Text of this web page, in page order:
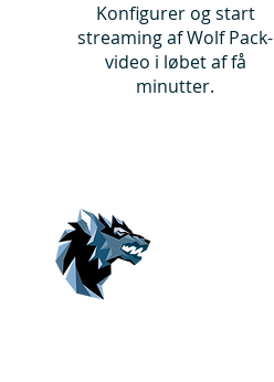
Konfigurer og start
streaming af Wolf Pack-
video i løbet af få
minutter.